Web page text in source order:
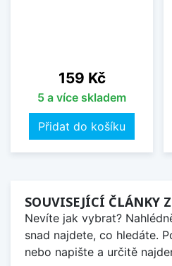
Cena
159 Kč
5 a více skladem
Přidat do košíku
SOUVISEJÍCÍ ČLÁNKY
Nevíte jak vybrat?
snad najdete, co hledáte.
nebo napište a určitě